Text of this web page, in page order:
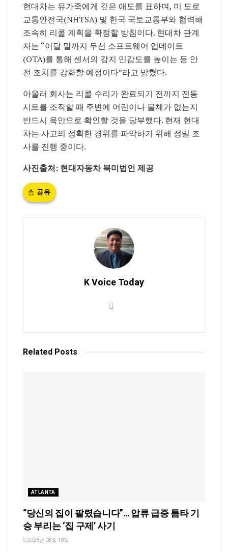
현대차는 유가족에게 깊은 애도를 표하며, 미 도로
교통안전국(NHTSA) 및 한국 국토교통부와 협력해
조속히 리콜 계획을 확정할 방침이다. 현대차 관계
자는 “이달 말까지 무선 소프트웨어 업데이트
(OTA)를 통해 센서의 감지 민감도를 높이는 등 안
전 조치를 강화할 예정이다”라고 밝혔다.
아울러 회사는 리콜 수리가 완료되기 전까지 전동
시트를 조작할 때 주변에 어린이나 물체가 없는지
반드시 육안으로 확인할 것을 당부했다. 현재 현대
차는 사고의 정확한 경위를 파악하기 위해 정밀 조
사를 진행 중이다.
사진출처: 현대자동차 북미법인 제공
공유
K Voice Today
Related Posts
ATLANTA
“당신의 집이 팔렸습니다”… 압류 급증 틈타 기
승 부리는 ‘집 구제’ 사기
2026년 08월 10일